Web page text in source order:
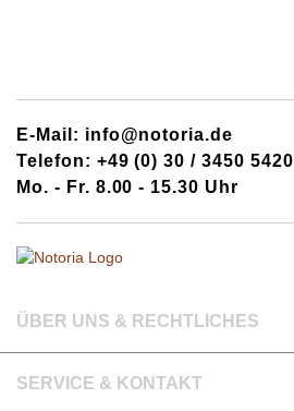
E-Mail: info@notoria.de
Telefon: +49 (0) 30 / 3450 5420
Mo. - Fr. 8.00 - 15.30 Uhr
ÜBER UNS & RECHTLICHES
SERVICE & KONTAKT